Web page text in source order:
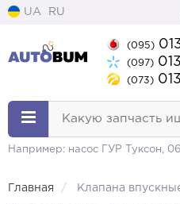
UA RU
(095)
(097)
(073)
Какую запчасть
Например: насос ГУР Туксон,
Главная Клапана